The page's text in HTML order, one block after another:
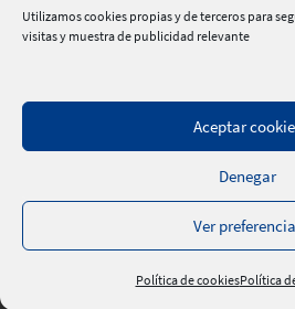
Utilizamos cookies propias y de terceros para
visitas y muestra de publicidad relevante
Aceptar
Denegar
Ver
Política de cookiesPolítica
Política de Privacidad
Política de calidad, medio
información
® 2020 Confederación Española de